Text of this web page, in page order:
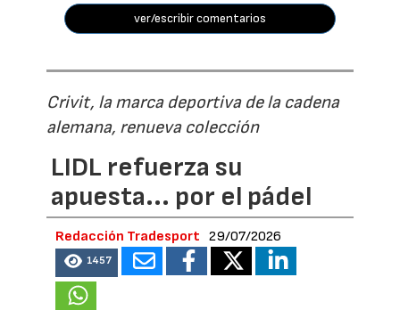
ver/escribir comentarios
Crivit, la marca deportiva de la cadena
alemana, renueva colección
LIDL refuerza su
apuesta... por el pádel
Redacción Tradesport 29/07/2026
1457